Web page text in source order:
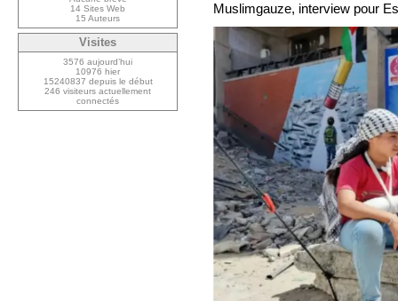
Muslimgauze, interview pour
14 Sites Web
15 Auteurs
Visites
3576 aujourd’hui
10976 hier
15240837 depuis le début
246 visiteurs actuellement
connectés